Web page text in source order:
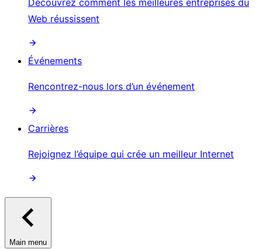
Web réussissent
Événements
Rencontrez-nous lors d’un événement
Carrières
Rejoignez l’équipe qui crée un meilleur Internet
Main menu